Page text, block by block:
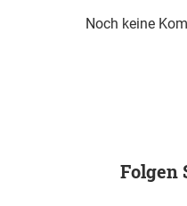
Noch keine
Folgen